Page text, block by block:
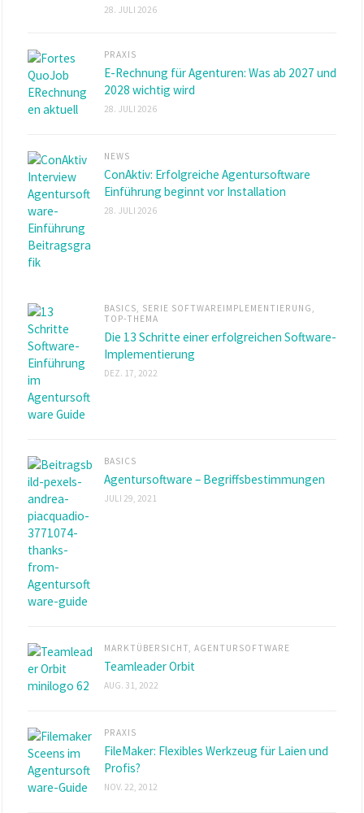
28. JULI 2026
PRAXIS
E-Rechnung für Agenturen: Was ab 2027 und
2028 wichtig wird
28. JULI 2026
NEWS
ConAktiv: Erfolgreiche Agentursoftware
Einführung beginnt vor Installation
28. JULI 2026
BASICS, SERIE SOFTWAREIMPLEMENTIERUNG ,
TOP-THEMA
Die 13 Schritte einer erfolgreichen Software-
Implementierung
DEZ. 17, 2022
BASICS
Agentursoftware – Begriffsbestimmungen
JULI 29, 2021
MARKTÜBERSICHT, AGENTURSOFTWARE
Teamleader Orbit
AUG. 31, 2022
PRAXIS
FileMaker: Flexibles Werkzeug für Laien und
Profis?
NOV. 22, 2012